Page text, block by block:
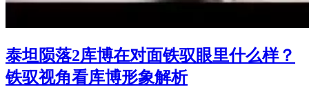
泰坦陨落2库博在对面铁驭眼里什么样？
铁驭视角看库博形象解析